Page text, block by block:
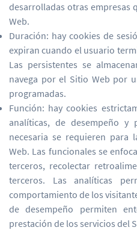
desarrolladas otras empresas
Web.
Duración: hay cookies de
expiran cuando el usuario
Las persistentes se
navega por el Sitio Web por
programadas.
Función: hay cookies
analíticas, de desempeño y
necesaria se requieren para
Web. Las funcionales se
terceros, recolectar
terceros. Las analíticas
comportamiento de los
de desempeño permiten
prestación de los servicios del